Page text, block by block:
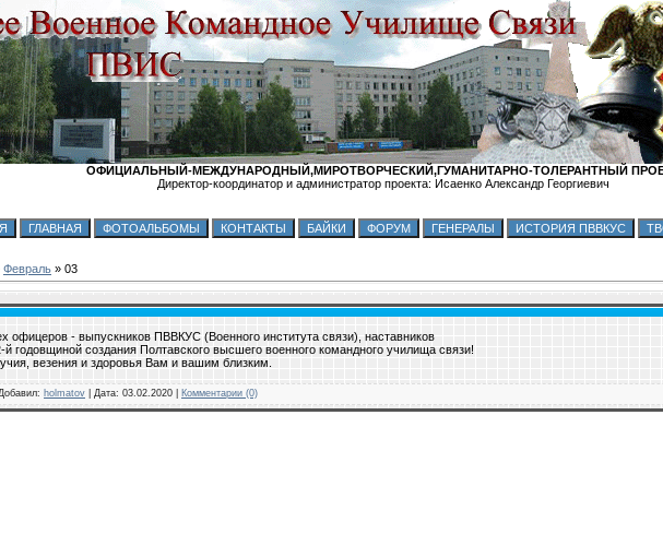
ОФИЦИАЛЬНЫЙ-МЕЖДУНАРОДНЫЙ,МИРОТВОРЧЕСКИЙ,ГУМАНИТАРНО-ТОЛЕРАНТНЫЙ
Директор-координатор и администратор проекта: Исаенко Александр Георгиевич
Февраль » 03
офицеров - выпускников ПВВКУС (Военного института связи), наставников
й годовщиной создания Полтавского высшего военного командного училища связи!
везения и здоровья Вам и вашим близким.
Добавил: holmatov Дата: 03.02.2020 Комментарии (0)